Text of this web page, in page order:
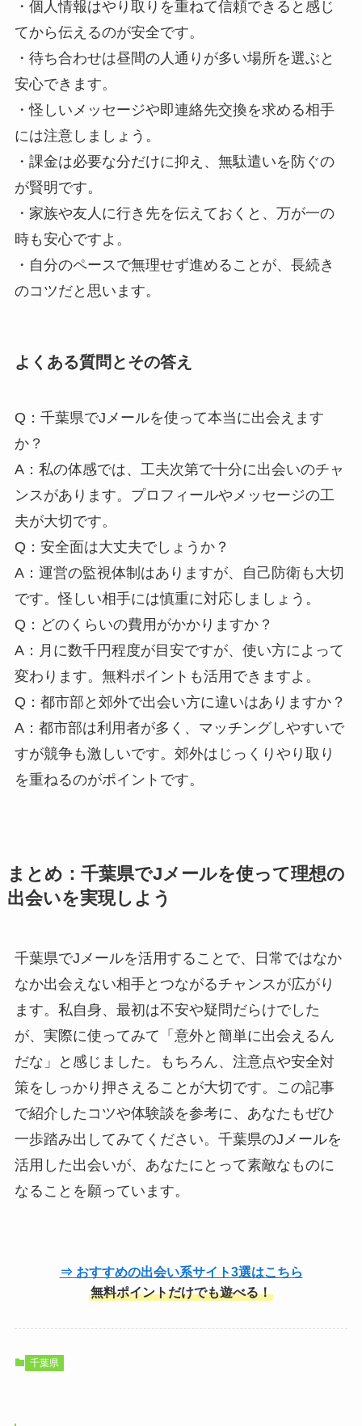
・個人情報はやり取りを重ねて信頼できると感じ
てから伝えるのが安全です。
・待ち合わせは昼間の人通りが多い場所を選ぶと
安心できます。
・怪しいメッセージや即連絡先交換を求める相手
には注意しましょう。
・課金は必要な分だけに抑え、無駄遣いを防ぐの
が賢明です。
・家族や友人に行き先を伝えておくと、万が一の
時も安心ですよ。
・自分のペースで無理せず進めることが、長続き
のコツだと思います。
よくある質問とその答え
Q：千葉県でJメールを使って本当に出会えます
か？
A：私の体感では、工夫次第で十分に出会いのチャ
ンスがあります。プロフィールやメッセージの工
夫が大切です。
Q：安全面は大丈夫でしょうか？
A：運営の監視体制はありますが、自己防衛も大切
です。怪しい相手には慎重に対応しましょう。
Q：どのくらいの費用がかかりますか？
A：月に数千円程度が目安ですが、使い方によって
変わります。無料ポイントも活用できますよ。
Q：都市部と郊外で出会い方に違いはありますか？
A：都市部は利用者が多く、マッチングしやすいで
すが競争も激しいです。郊外はじっくりやり取り
を重ねるのがポイントです。
まとめ：千葉県でJメールを使って理想の
出会いを実現しよう
千葉県でJメールを活用することで、日常ではなか
なか出会えない相手とつながるチャンスが広がり
ます。私自身、最初は不安や疑問だらけでした
が、実際に使ってみて「意外と簡単に出会えるん
だな」と感じました。もちろん、注意点や安全対
策をしっかり押さえることが大切です。この記事
で紹介したコツや体験談を参考に、あなたもぜひ
一歩踏み出してみてください。千葉県のJメールを
活用した出会いが、あなたにとって素敵なものに
なることを願っています。
⇒ おすすめの出会い系サイト3選はこちら
無料ポイントだけでも遊べる！
千葉県